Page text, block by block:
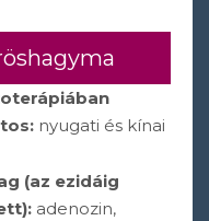
nyugati és kínai
(az ezidáig
adenozin,